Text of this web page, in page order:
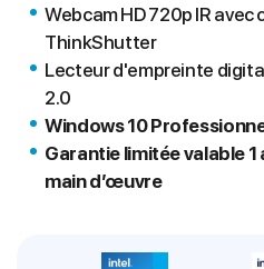
Webcam HD 720p IR
ThinkShutter
Lecteur d'empreinte
2.0
Windows 10
Garantie limitée valable
main d’œuvre